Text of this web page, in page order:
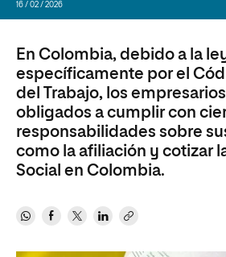
16 / 02 / 2026
En Colombia, debido a la
específicamente por el
del Trabajo, los
obligados a cumplir con
responsabilidades sobre
como la afiliación y cotizar
Social en Colombia.